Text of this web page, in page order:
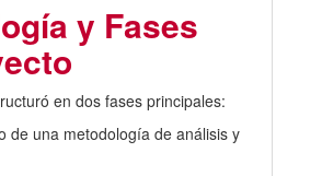
y Fases
en dos fases principales:
de una metodología de análisis y